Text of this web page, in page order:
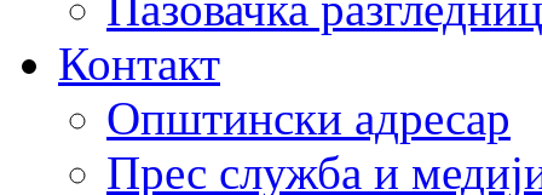
Контакт
Општински адресар
Прес служба и